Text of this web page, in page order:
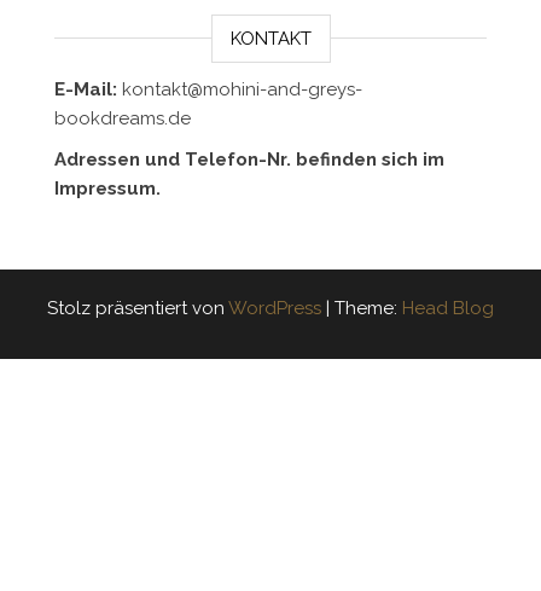
KONTAKT
E-Mail: kontakt@mohini-and-greys-
bookdreams.de
Adressen und Telefon-Nr. befinden sich im
Impressum.
Stolz präsentiert von WordPress | Theme: Head Blog